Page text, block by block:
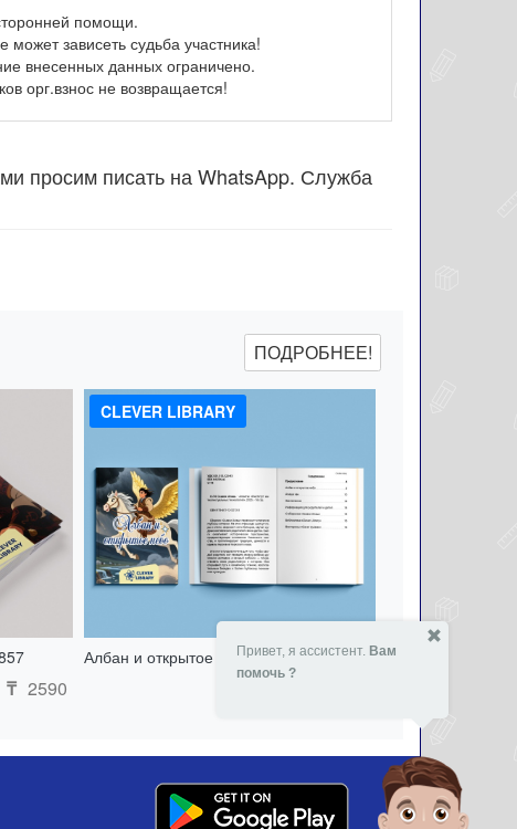
помощи.
может зависеть судьба участника!
внесенных данных ограничено.
орг.взнос не возвращается!
просим писать на WhatsApp. Служба
ПОДРОБНЕЕ!
₸ 2590
CLEVER LIBRARY
Албан и открытое небо - 151417532
Привет, я ассистент. Вам
помочь ?